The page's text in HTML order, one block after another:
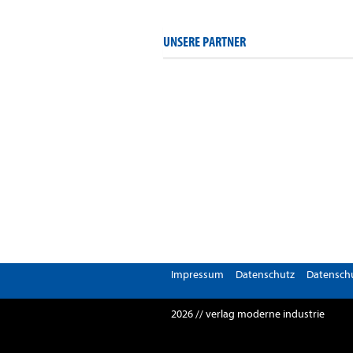
UNSERE PARTNER
Impressum Datenschutz
2026 // verlag moderne industrie